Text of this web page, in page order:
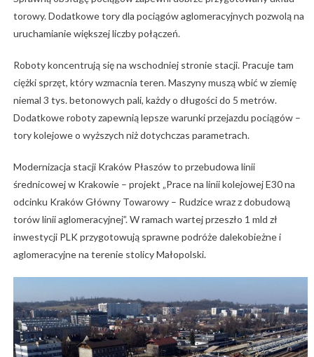
torowy. Dodatkowe tory dla pociągów aglomeracyjnych pozwolą na
uruchamianie większej liczby połączeń.
Roboty koncentrują się na wschodniej stronie stacji. Pracuje tam
ciężki sprzęt, który wzmacnia teren. Maszyny muszą wbić w ziemię
niemal 3 tys. betonowych pali, każdy o długości do 5 metrów.
Dodatkowe roboty zapewnią lepsze warunki przejazdu pociągów –
tory kolejowe o wyższych niż dotychczas parametrach.
Modernizacja stacji Kraków Płaszów to przebudowa linii
średnicowej w Krakowie – projekt „Prace na linii kolejowej E30 na
odcinku Kraków Główny Towarowy – Rudzice wraz z dobudową
torów linii aglomeracyjnej”. W ramach wartej przeszło 1 mld zł
inwestycji PLK przygotowują sprawne podróże dalekobieżne i
aglomeracyjne na terenie stolicy Małopolski.